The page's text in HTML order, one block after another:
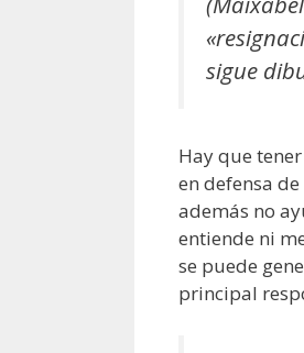
sigue
Hay que
en defensa
además no
entiende ni
se puede
principal